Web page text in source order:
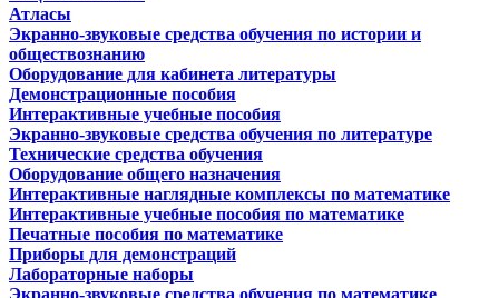
Атласы
Экранно-звуковые средства обучения по истории и
обществознанию
Оборудование для кабинета литературы
Демонстрационные пособия
Интерактивные учебные пособия
Экранно-звуковые средства обучения по литературе
Технические средства обучения
Оборудование общего назначения
Интерактивные наглядные комплексы по математике
Интерактивные учебные пособия по математике
Печатные пособия по математике
Приборы для демонстраций
Лабораторные наборы
Экранно-звуковые средства обучения по математике